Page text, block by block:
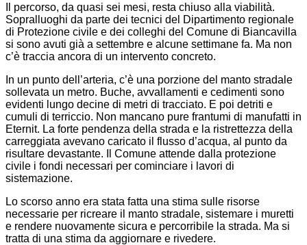
Il percorso, da quasi sei mesi, resta chiuso alla viabilità.
Sopralluoghi da parte dei tecnici del Dipartimento regionale
di Protezione civile e dei colleghi del Comune di Biancavilla
si sono avuti già a settembre e alcune settimane fa. Ma non
c’è traccia ancora di un intervento concreto.
In un punto dell’arteria, c’è una porzione del manto stradale
sollevata un metro. Buche, avvallamenti e cedimenti sono
evidenti lungo decine di metri di tracciato. E poi detriti e
cumuli di terriccio. Non mancano pure frantumi di manufatti in
Eternit. La forte pendenza della strada e la ristrettezza della
carreggiata avevano caricato il flusso d’acqua, al punto da
risultare devastante. Il Comune attende dalla protezione
civile i fondi necessari per cominciare i lavori di
sistemazione.
Lo scorso anno era stata fatta una stima sulle risorse
necessarie per ricreare il manto stradale, sistemare i muretti
e rendere nuovamente sicura e percorribile la strada. Ma si
tratta di una stima da aggiornare e rivedere.